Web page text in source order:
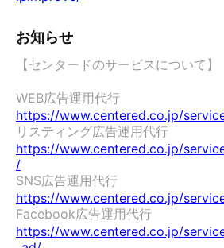
お知らせ
【センタードのサービスについて】
WEB広告運用代行
https://www.centered.co.jp/
リスティング広告運用代行
https://www.centered.co.jp/
/
SNS広告運用代行
https://www.centered.co.jp/
Facebook広告運用代行
https://www.centered.co.jp/